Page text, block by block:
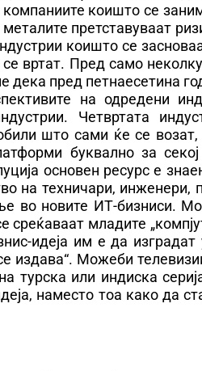
коишто се
претставуваат
коишто се
вртат. Пред само
дека пред петнаесетина
на одредени
Четвртата
што сами ќе се
буквално за секој
основен ресурс е
на техничари, инженери,
во новите ИТ-бизниси.
младите
идеја им е да
издава“. Можеби
турска или индиска
наместо тоа како да